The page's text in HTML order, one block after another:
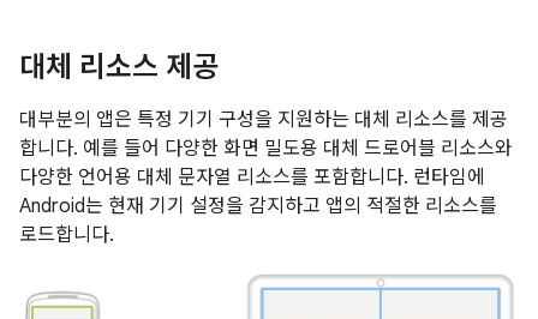
대체 리소스 제공
대부분의 앱은 특정 기기 구성을 지원하는 대체 리소스를 제공
합니다. 예를 들어 다양한 화면 밀도용 대체 드로어블 리소스와
다양한 언어용 대체 문자열 리소스를 포함합니다. 런타임에
Android는 현재 기기 설정을 감지하고 앱의 적절한 리소스를
로드합니다.